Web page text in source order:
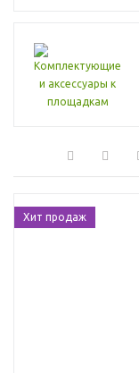
Хит продаж